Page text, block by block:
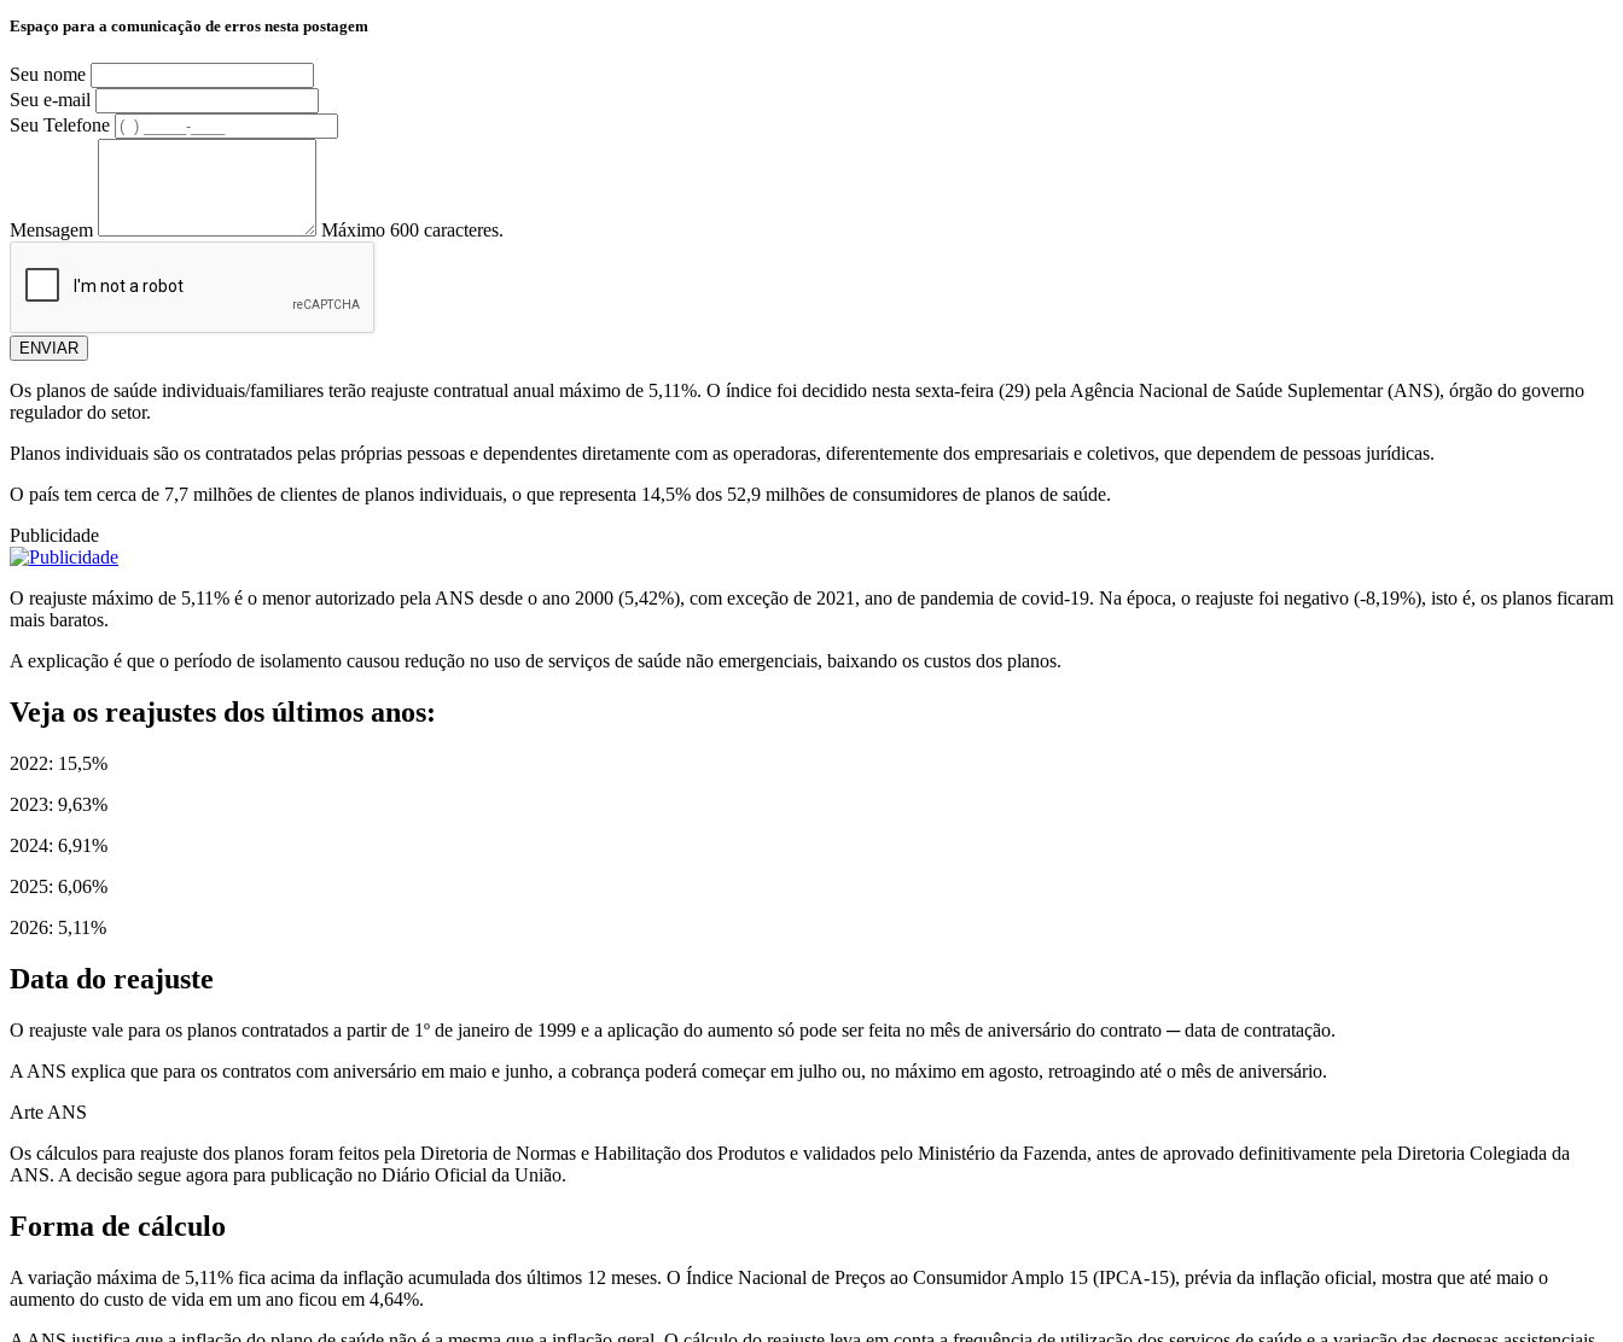
Espaço para a comunicação de erros nesta postagem
Seu nome
Seu e-mail
Seu Telefone
Mensagem Máximo 600 caracteres.
ENVIAR
Os planos de saúde individuais/familiares terão reajuste contratual anual máximo de 5,11%. O índice foi decidido nesta sexta-feira (29) pela Agência Nacional de Saúde Suplementar (ANS), órgão do governo
regulador do setor.
Planos individuais são os contratados pelas próprias pessoas e dependentes diretamente com as operadoras, diferentemente dos empresariais e coletivos, que dependem de pessoas jurídicas.
O país tem cerca de 7,7 milhões de clientes de planos individuais, o que representa 14,5% dos 52,9 milhões de consumidores de planos de saúde.
Publicidade
O reajuste máximo de 5,11% é o menor autorizado pela ANS desde o ano 2000 (5,42%), com exceção de 2021, ano de pandemia de covid-19. Na época, o reajuste foi negativo (-8,19%), isto é, os planos ficaram
mais baratos.
A explicação é que o período de isolamento causou redução no uso de serviços de saúde não emergenciais, baixando os custos dos planos.
Veja os reajustes dos últimos anos:
2022: 15,5%
2023: 9,63%
2024: 6,91%
2025: 6,06%
2026: 5,11%
Data do reajuste
O reajuste vale para os planos contratados a partir de 1º de janeiro de 1999 e a aplicação do aumento só pode ser feita no mês de aniversário do contrato ─ data de contratação.
A ANS explica que para os contratos com aniversário em maio e junho, a cobrança poderá começar em julho ou, no máximo em agosto, retroagindo até o mês de aniversário.
Arte ANS
Os cálculos para reajuste dos planos foram feitos pela Diretoria de Normas e Habilitação dos Produtos e validados pelo Ministério da Fazenda, antes de aprovado definitivamente pela Diretoria Colegiada da
ANS. A decisão segue agora para publicação no Diário Oficial da União.
Forma de cálculo
A variação máxima de 5,11% fica acima da inflação acumulada dos últimos 12 meses. O Índice Nacional de Preços ao Consumidor Amplo 15 (IPCA-15), prévia da inflação oficial, mostra que até maio o
aumento do custo de vida em um ano ficou em 4,64%.